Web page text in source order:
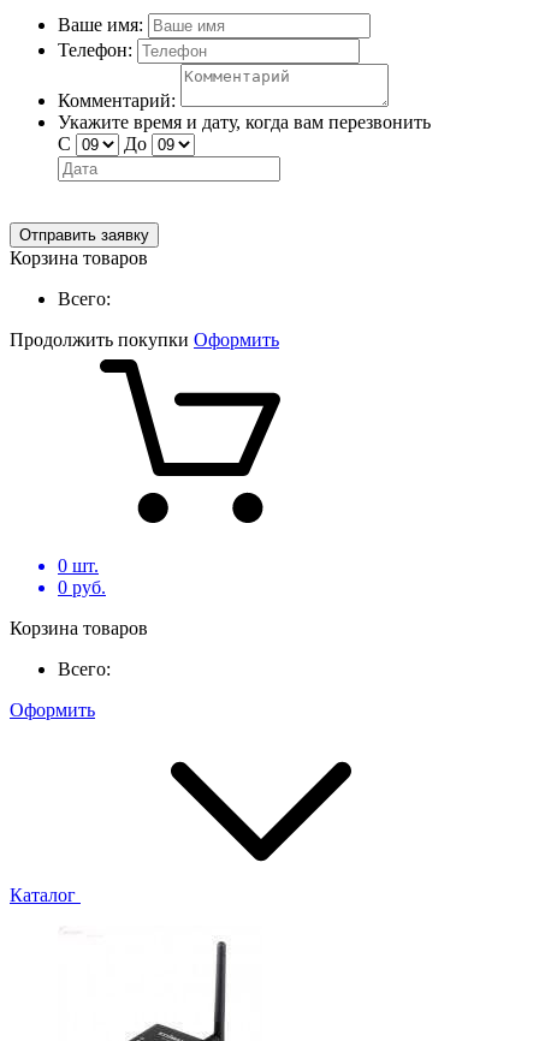
Ваше имя:
Телефон:
Комментарий:
Укажите время и дату, когда вам перезвонить
С
До
Отправить заявку
Корзина товаров
Всего:
Продолжить покупки Оформить
0 шт.
0 руб.
Корзина товаров
Всего:
Оформить
Каталог